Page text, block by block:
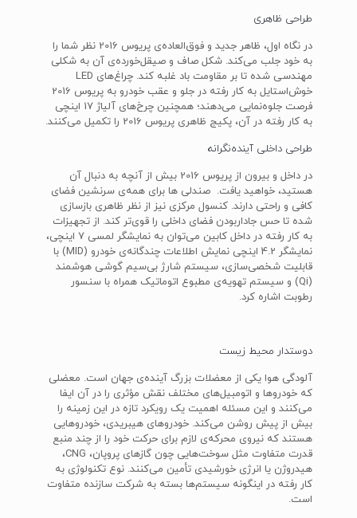
طراحی ظاهری
در نگاه اول، ظاهر جدید و فوق‌العاده‌ی پریوس 2016 نظر شما را
به خود جلب می‌کند. شکل صاف و صیقل‌خورده‌ی آن به شکلی
مهندسی شده تا بر مقاومت باد غلبه کند. چراغ‌های LED
خوش‌استایل به کار رفته در جلو و عقب خودرو به پریوس 2016
فرصت جلوه‌نمایی می‌دهند؛ همچنین چرخ‌های آلیاژ 17 اینچی
به کار رفته در آن، پکیج ظاهری پریوس 2016 را تکمیل می‌کنند.
طراحی داخلی آینده‌نگرانه
در داخل و بیرون از پریوس 2016 بیش از آنچه به دنبال آن
هستید، خواهید یافت. صندلی ها برای همه‌ی سرنشین فضای
کافی و راحتی دارند. کنسول مرکزی نیز از نظر ظاهری بازسازی
شده تا حس جاداربودن فضای داخلی را قوی‌تر کند. از تجهیزات
به کار رفته در داخل کابین می‌توان به نمایشگر لمسی 7 اینچی،
نمایشگر 4.2 اینچی نمایش اطلاعات چندگانه‌ی خودرو (MID) با
قابلیت شخصی‌سازی، سیستم شارژ بی‌سیم گوشی هوشمند
(Qi) و سیستم تهویه‌ی مطبوع اتوماتیک همراه با سنسور
رطوبت اشاره کرد.
دوستدار محیط زیست
آلودگی هوا یکی از معضلات بزرگ آینده‌ی جهان است. معضلی
که خودروها و اتومبیل‌های مختلف نقش مؤثری را در آن ایفا
می‌کنند و این مسئله اهمیت یک رویکرد تازه در این زمینه را
بیش از پیش روشن می‌کند. خودروهای هیبریدی، خودروهایی
هستند که نیروی محرکه‌ی لازم برای حرکت خود را از چند منبع
قدرت متفاوت مثل سوخت‌هایی چون گازهای پروپان، CNG،
هیدروژن یا انرژی خورشیدی تأمین می‌کنند. نوع تکنولوژی به
کار رفته در اینگونه سیستم‌ها بسته به شرکت سازنده متفاوت
است.